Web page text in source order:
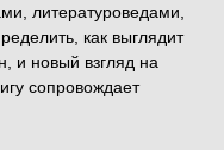
литературоведами,
как выглядит
и новый взгляд на
сопровождает